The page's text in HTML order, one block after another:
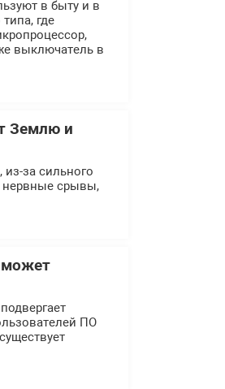
в быту и в
где
выключатель в
Землю и
за сильного
нервные срывы,
может
ПО